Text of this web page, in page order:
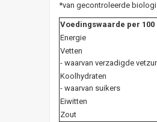
*van gecontroleerde
Voedingswaarde per 100
Energie
Vetten
- waarvan verzadigde
Koolhydraten
- waarvan suikers
Eiwitten
Zout